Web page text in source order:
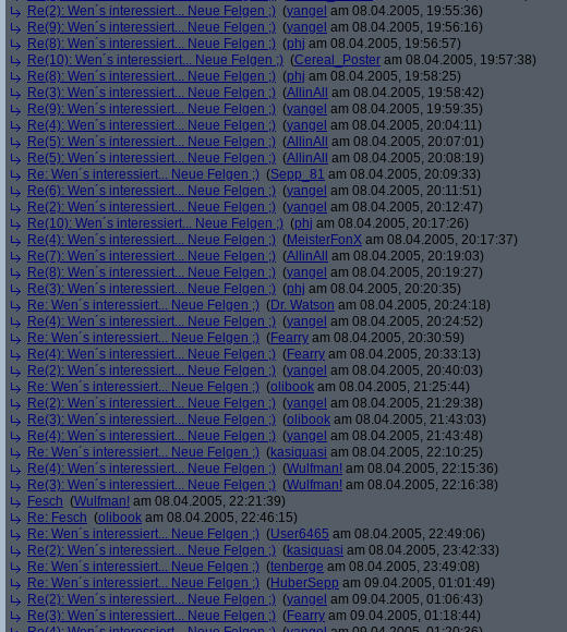
Re(2): Wen´s interessiert... Neue Felgen ;) (yangel am 08.04.2005, 19:55:36)
Re(9): Wen´s interessiert... Neue Felgen ;) (yangel am 08.04.2005, 19:56:16)
Re(8): Wen´s interessiert... Neue Felgen ;) (phj am 08.04.2005, 19:56:57)
Re(10): Wen´s interessiert... Neue Felgen ;) (Cereal_Poster am 08.04.2005, 19:57:38)
Re(8): Wen´s interessiert... Neue Felgen ;) (phj am 08.04.2005, 19:58:25)
Re(3): Wen´s interessiert... Neue Felgen ;) (AllinAll
am 08.04.2005, 19:58:42)
Re(9): Wen´s interessiert... Neue Felgen ;) (yangel am 08.04.2005, 19:59:35)
Re(4): Wen´s interessiert... Neue Felgen ;) (yangel am 08.04.2005, 20:04:11)
Re(5): Wen´s interessiert... Neue Felgen ;) (AllinAll
am 08.04.2005, 20:07:01)
Re(5): Wen´s interessiert... Neue Felgen ;) (AllinAll
am 08.04.2005, 20:08:19)
Re: Wen´s interessiert... Neue Felgen ;) (Sepp_81 am 08.04.2005, 20:09:33)
Re(6): Wen´s interessiert... Neue Felgen ;) (yangel am 08.04.2005, 20:11:51)
Re(2): Wen´s interessiert... Neue Felgen ;) (yangel am 08.04.2005, 20:12:47)
Re(10): Wen´s interessiert... Neue Felgen ;) (phj am 08.04.2005, 20:17:26)
Re(4): Wen´s interessiert... Neue Felgen ;) (MeisterFonX am 08.04.2005, 20:17:37)
Re(7): Wen´s interessiert... Neue Felgen ;) (AllinAll
am 08.04.2005, 20:19:03)
Re(8): Wen´s interessiert... Neue Felgen ;) (yangel am 08.04.2005, 20:19:27)
Re(3): Wen´s interessiert... Neue Felgen ;) (phj am 08.04.2005, 20:20:35)
Re: Wen´s interessiert... Neue Felgen ;) (Dr. Watson am 08.04.2005, 20:24:18)
Re(4): Wen´s interessiert... Neue Felgen ;) (yangel am 08.04.2005, 20:24:52)
Re: Wen´s interessiert... Neue Felgen ;) (Fearry am 08.04.2005, 20:30:59)
Re(4): Wen´s interessiert... Neue Felgen ;) (Fearry am 08.04.2005, 20:33:13)
Re(2): Wen´s interessiert... Neue Felgen ;) (yangel am 08.04.2005, 20:40:03)
Re: Wen´s interessiert... Neue Felgen ;) (olibook am 08.04.2005, 21:25:44)
Re(2): Wen´s interessiert... Neue Felgen ;) (yangel am 08.04.2005, 21:29:38)
Re(3): Wen´s interessiert... Neue Felgen ;) (olibook am 08.04.2005, 21:43:03)
Re(4): Wen´s interessiert... Neue Felgen ;) (yangel am 08.04.2005, 21:43:48)
Re: Wen´s interessiert... Neue Felgen ;) (kasiquasi am 08.04.2005, 22:10:25)
Re(4): Wen´s interessiert... Neue Felgen ;) (Wulfman! am 08.04.2005, 22:15:36)
Re(3): Wen´s interessiert... Neue Felgen ;) (Wulfman! am 08.04.2005, 22:16:38)
Fesch (Wulfman! am 08.04.2005, 22:21:39)
Re: Fesch (olibook am 08.04.2005, 22:46:15)
Re: Wen´s interessiert... Neue Felgen ;) (User6465 am 08.04.2005, 22:49:06)
Re(2): Wen´s interessiert... Neue Felgen ;) (kasiquasi am 08.04.2005, 23:42:33)
Re: Wen´s interessiert... Neue Felgen ;) (tenberge am 08.04.2005, 23:49:08)
Re: Wen´s interessiert... Neue Felgen ;) (HuberSepp am 09.04.2005, 01:01:49)
Re(2): Wen´s interessiert... Neue Felgen ;) (yangel am 09.04.2005, 01:06:43)
Re(3): Wen´s interessiert... Neue Felgen ;) (Fearry am 09.04.2005, 01:18:44)